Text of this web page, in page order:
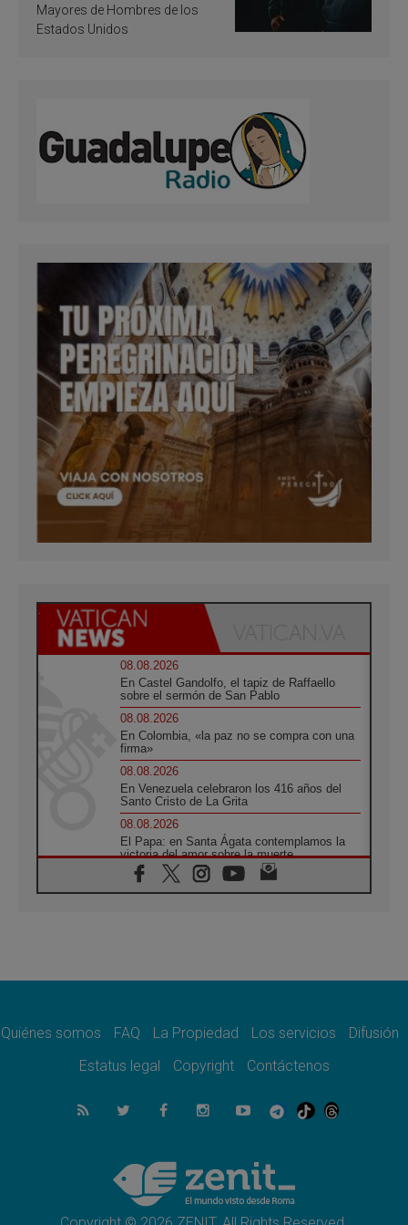
Mayores de Hombres de los
Estados Unidos
08.08.2026
En Castel Gandolfo, el tapiz de Raffaello
sobre el sermón de San Pablo
08.08.2026
En Colombia, «la paz no se compra con una
firma»
08.08.2026
En Venezuela celebraron los 416 años del
Santo Cristo de La Grita
08.08.2026
El Papa: en Santa Ágata contemplamos la
victoria del amor sobre la muerte
08.08.2026
León XIV visitará el Santuario de la Madre
07.08.2026
07.08.2026
el compromiso del cristiano"
La matanza de niños en Gaza no cesa: 300
muertos en 300 días
Tagle: La guerra desfigura el mundo, solo la
revelación de Dios lo transfigura
Quiénes somos FAQ La Propiedad Los servicios
Difusión
Estatus legal
Copyright Contáctenos